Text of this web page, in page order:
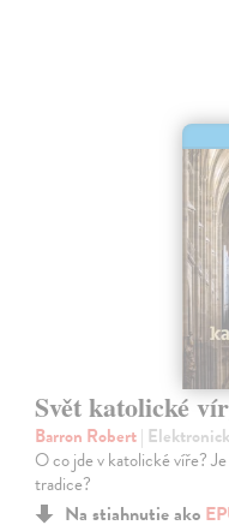
Svět katolické
Barron Robert|
O co jde v katolické víře?
tradice?
Na stiahnutie ako